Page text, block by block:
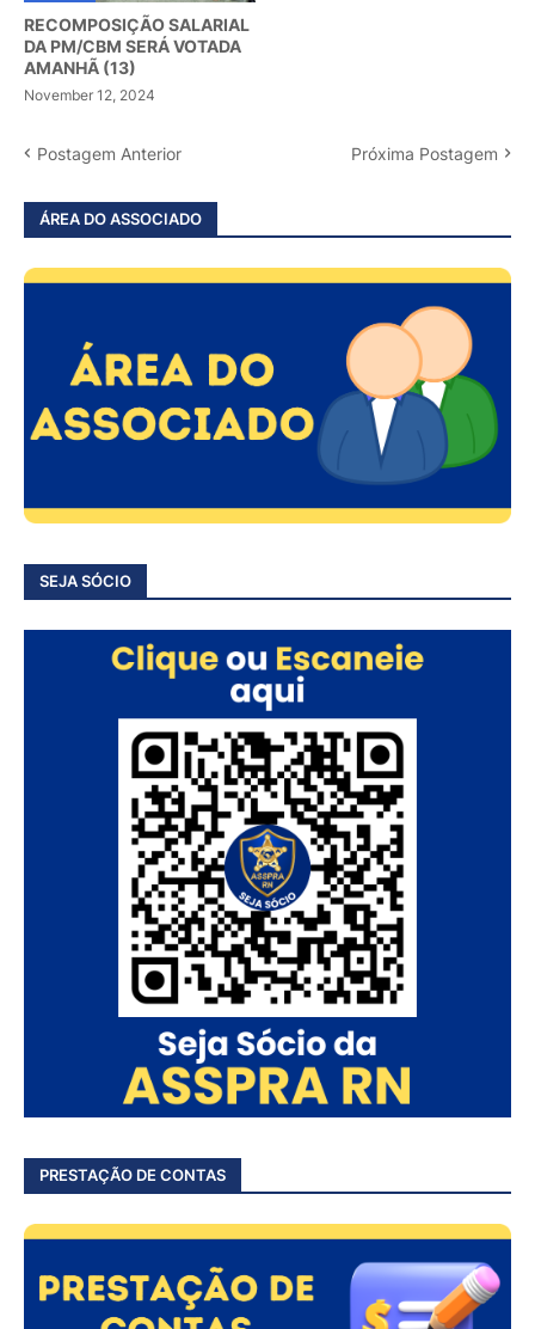
RECOMPOSIÇÃO SALARIAL
DA PM/CBM SERÁ VOTADA
AMANHÃ (13)
November 12, 2024
Postagem Anterior Próxima Postagem
ÁREA DO ASSOCIADO
SEJA SÓCIO
PRESTAÇÃO DE CONTAS